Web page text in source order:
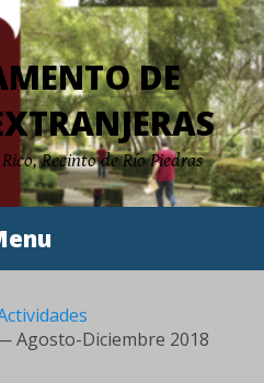
DE
Recinto de Río Piedras
Agosto-Diciembre 2018